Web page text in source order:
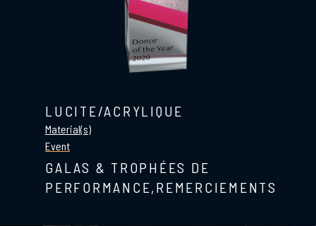
LUCITE/ACRYLIQUE
Material(s)
Event
GALAS & TROPHÉES DE
PERFORMANCE,REMERCIEMENTS